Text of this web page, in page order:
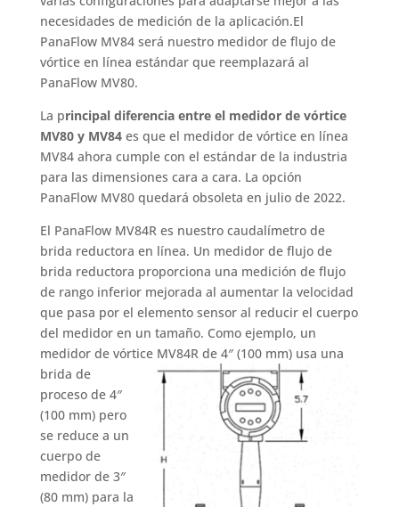
necesidades de medición de la aplicación.El
PanaFlow MV84 será nuestro medidor de flujo de
vórtice en línea estándar que reemplazará al
PanaFlow MV80.
La principal diferencia entre el medidor de vórtice
MV80 y MV84es que el medidor de vórtice en línea
MV84 ahora cumple con el estándar de la industria
para las dimensiones cara a cara. La opción
PanaFlow MV80 quedará obsoleta en julio de 2022.
El PanaFlowMV84R es nuestro caudalímetro de
brida reductora en línea. Un medidor de flujo de
brida reductora proporciona una medición de flujo
de rango inferior mejorada al aumentar la velocidad
que pasa por el elemento sensor al reducir el cuerpo
del medidor en un tamaño. Como ejemplo, un
medidor de vórtice MV84R de 4″(100 mm) usa una
brida de
proceso de 4″
(100 mm) pero
se reduce a un
cuerpo de
medidor de 3″
(80 mm) para la